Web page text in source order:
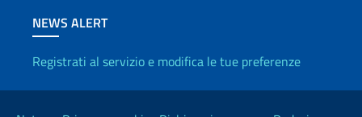
NEWS ALERT
Registrati al servizio e modifica le tue preferenze
Link Utili